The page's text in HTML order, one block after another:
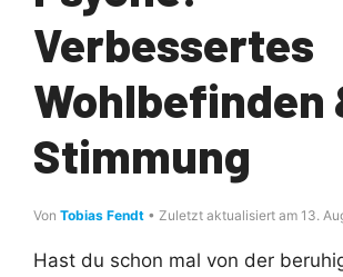
Verbessertes
Wohlbefinden
Stimmung
Von Tobias Fendt • Zuletzt aktualisiert am 13.
Hast du schon mal von der